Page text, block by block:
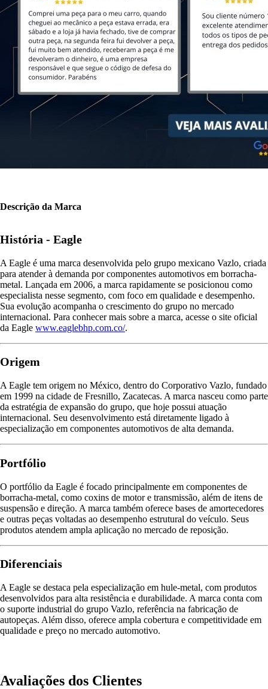
Descrição da Marca
História - Eagle
A Eagle é uma marca desenvolvida pelo grupo mexicano Vazlo, criada
para atender à demanda por componentes automotivos em borracha-
metal. Lançada em 2006, a marca rapidamente se posicionou como
especialista nesse segmento, com foco em qualidade e desempenho.
Sua evolução acompanha o crescimento do grupo no mercado
internacional. Para conhecer mais sobre a marca, acesse o site oficial
da Eagle www.eaglebhp.com.co/.
Origem
A Eagle tem origem no México, dentro do Corporativo Vazlo, fundado
em 1999 na cidade de Fresnillo, Zacatecas. A marca nasceu como parte
da estratégia de expansão do grupo, que hoje possui atuação
internacional. Seu desenvolvimento está diretamente ligado à
especialização em componentes automotivos de alta demanda.
Portfólio
O portfólio da Eagle é focado principalmente em componentes de
borracha-metal, como coxins de motor e transmissão, além de itens de
suspensão e direção. A marca também oferece bases de amortecedores
e outras peças voltadas ao desempenho estrutural do veículo. Seus
produtos atendem ampla aplicação no mercado de reposição.
Diferenciais
A Eagle se destaca pela especialização em hule-metal, com produtos
desenvolvidos para alta resistência e durabilidade. A marca conta com
o suporte industrial do grupo Vazlo, referência na fabricação de
autopeças. Além disso, oferece ampla cobertura e competitividade em
qualidade e preço no mercado automotivo.
Avaliações dos Clientes